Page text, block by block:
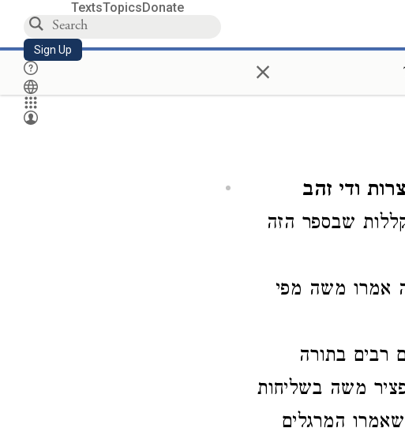
TextsTopicsDonate
Sign Up ×
ודי זהב
שבספר הזה
אמרו משה מפי
רבים בתורה
משה בשליחות
המרגלים